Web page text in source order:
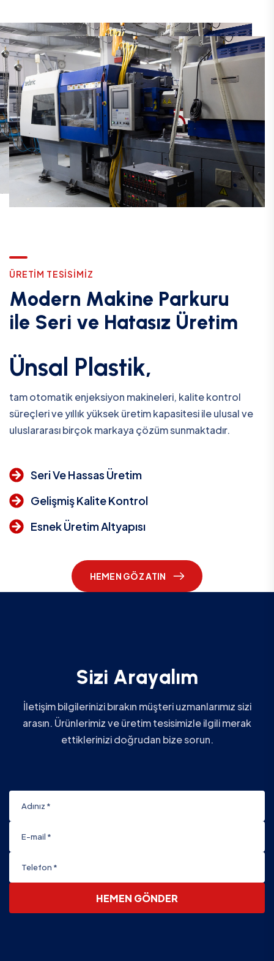
ÜRETIM TESISIMIZ
Modern Makine Parkuru
i e Seri ve Hatasız Üretim
Ünsal Plastik,
tam otomatik enjeksiyon makineleri, kalite kontrol
süreçleri ve yıllık yüksek üretim kapasitesi ile ulusal ve
uluslararası birçok markaya çözüm sunmaktadır.
Seri Ve Hassas Üretim
Gelişmiş Kalite Kontrol
Esnek Üretim Altyapısı
HEMEN GÖZ ATIN
Sizi Araya ım
İletişim bilgilerinizi bırakın müşteri uzmanlarımız sizi
arasın. Ürünlerimiz ve üretim tesisimizle ilgili merak
ettiklerinizi doğrudan bize sorun.
HEMEN GÖNDER